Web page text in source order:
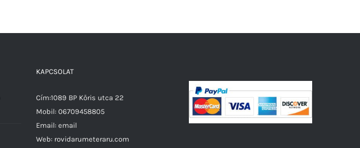
a
termékoldalon
választhatók
ki
KAPCSOLAT
Cím:1089 BP Kőris utca 22
Mobil: 06709458805
Email: email
Web: rovidarumeteraru.com